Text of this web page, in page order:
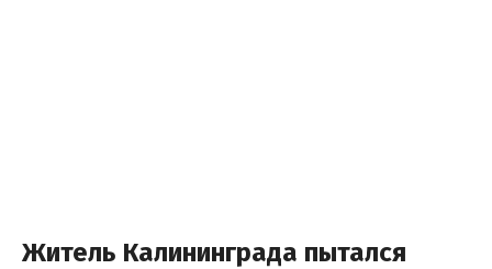
Житель Калининграда пытался